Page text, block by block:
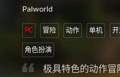
Palworld
PC 冒险 动作 单机
角色扮演
极具特色的动作冒